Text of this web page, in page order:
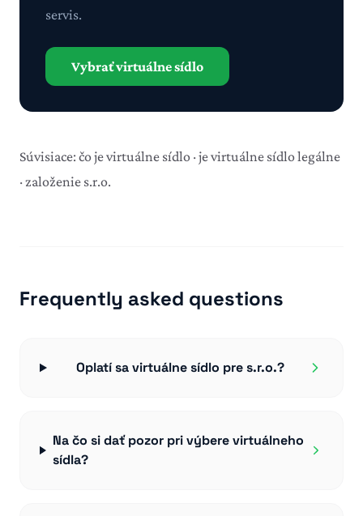
servis.
Vybrať virtuálne sídlo
Súvisiace: čo je virtuálne sídlo ·je virtuálne sídlo legálne
·založenie s.r.o.
Frequently asked questions
Oplatí sa virtuálne sídlo pre s.r.o.?
Na čo si dať pozor pri výbere virtuálneho
sídla?